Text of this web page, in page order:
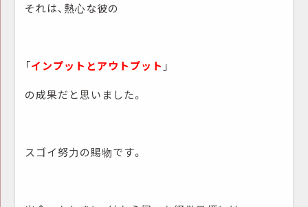
それは、熱心な彼の
「インプットとアウトプット 」
の成果だと思いました。
スゴイ努力の賜物です。